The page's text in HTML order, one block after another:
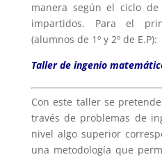
manera según el ciclo
impartidos. Para el
(alumnos de 1º y 2º de E.P):
Taller de ingenio
Con este taller se
través de problemas de
nivel algo superior
una metodología que